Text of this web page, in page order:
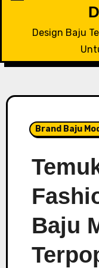
Design Baju
Brand Baju
Baju